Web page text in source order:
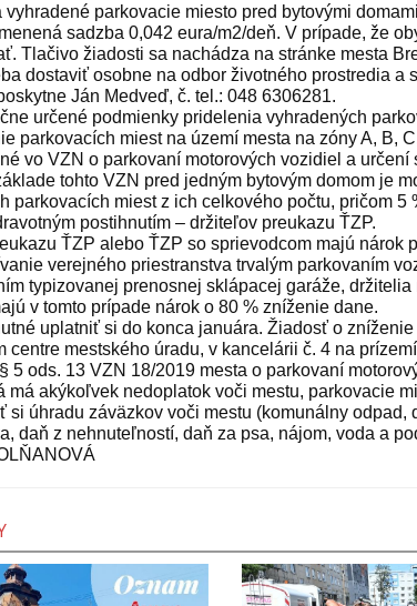
vyhradené parkovacie miesto pred bytovými
sadzba 0,042 eura/m2/deň. V prípade, že
Tlačivo žiadosti sa nachádza na stránke mesta
dostaviť osobne na odbor životného prostredia a
Ján Medveď, č. tel.: 048 6306281.
určené podmienky pridelenia vyhradených
parkovacích miest na území mesta na zóny A, B,
vo VZN o parkovaní motorových vozidiel a
tohto VZN pred jedným bytovým domom je
parkovacích miest z ich celkového počtu, pričom 5
postihnutím – držiteľov preukazu ŤZP.
ŤZP alebo ŤZP so sprievodcom majú nárok
verejného priestranstva trvalým parkovaním
typizovanej prenosnej sklápacej garáže,
v tomto prípade nárok o 80 % zníženie dane.
uplatniť si do konca januára. Žiadosť o
centre mestského úradu, v kancelárii č. 4 na
5 ods. 13 VZN 18/2019 mesta o parkovaní
má akýkoľvek nedoplatok voči mestu, parkovacie
si úhradu záväzkov voči mestu (komunálny odpad,
daň z nehnuteľností, daň za psa, nájom, voda a